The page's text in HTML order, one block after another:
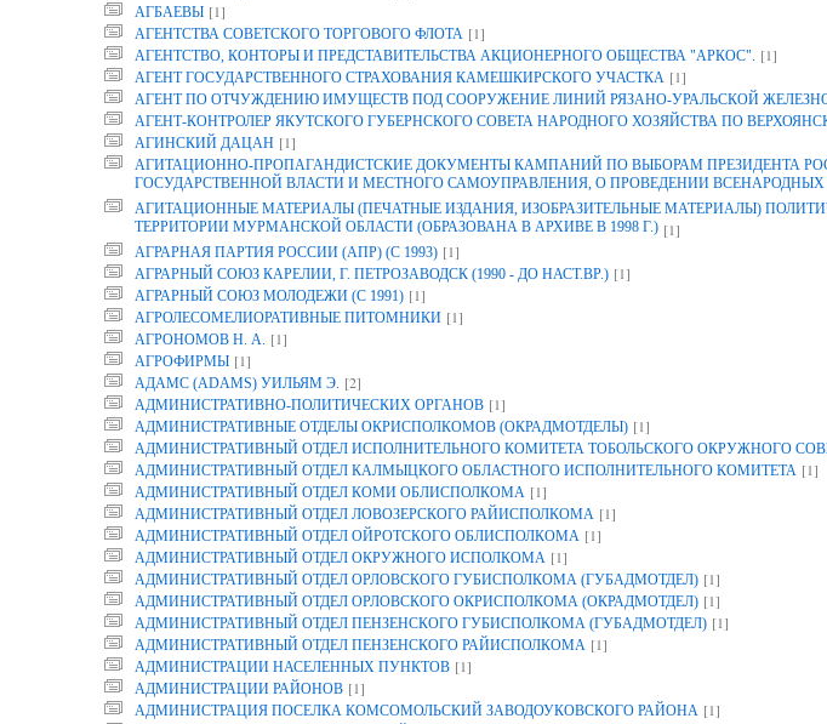
АГБАЕВЫ [1]
АГЕНТСТВА СОВЕТСКОГО ТОРГОВОГО ФЛОТА [1]
АГЕНТСТВО, КОНТОРЫ И ПРЕДСТАВИТЕЛЬСТВА АКЦИОНЕРНОГО ОБЩЕСТВА "АРКОС". [1]
АГЕНТ ГОСУДАРСТВЕННОГО СТРАХОВАНИЯ КАМЕШКИРСКОГО УЧАСТКА [1]
АГЕНТ ПО ОТЧУЖДЕНИЮ ИМУЩЕСТВ ПОД СООРУЖЕНИЕ ЛИНИЙ РЯЗАНО-УРАЛЬСКОЙ
АГЕНТ-КОНТРОЛЕР ЯКУТСКОГО ГУБЕРНСКОГО СОВЕТА НАРОДНОГО ХОЗЯЙСТВА ПО
АГИНСКИЙ ДАЦАН [1]
АГИТАЦИОННО-ПРОПАГАНДИСТСКИЕ ДОКУМЕНТЫ КАМПАНИЙ ПО ВЫБОРАМ ПРЕЗИДЕНТА
ГОСУДАРСТВЕННОЙ ВЛАСТИ И МЕСТНОГО САМОУПРАВЛЕНИЯ, О ПРОВЕДЕНИИ
АГИТАЦИОННЫЕ МАТЕРИАЛЫ (ПЕЧАТНЫЕ ИЗДАНИЯ, ИЗОБРАЗИТЕЛЬНЫЕ МАТЕРИАЛЫ)
ТЕРРИТОРИИ МУРМАНСКОЙ ОБЛАСТИ (ОБРАЗОВАНА В АРХИВЕ В 1998 Г.) [1]
АГРАРНАЯ ПАРТИЯ РОССИИ (АПР) (С 1993) [1]
АГРАРНЫЙ СОЮЗ КАРЕЛИИ, Г. ПЕТРОЗАВОДСК (1990 - ДО НАСТ.ВР.) [1]
АГРАРНЫЙ СОЮЗ МОЛОДЕЖИ (С 1991) [1]
АГРОЛЕСОМЕЛИОРАТИВНЫЕ ПИТОМНИКИ [1]
АГРОНОМОВ Н. А. [1]
АГРОФИРМЫ [1]
АДАМС (ADAMS) УИЛЬЯМ Э. [2]
АДМИНИСТРАТИВНО-ПОЛИТИЧЕСКИХ ОРГАНОВ [1]
АДМИНИСТРАТИВНЫЕ ОТДЕЛЫ ОКРИСПОЛКОМОВ (ОКРАДМОТДЕЛЫ) [1]
АДМИНИСТРАТИВНЫЙ ОТДЕЛ ИСПОЛНИТЕЛЬНОГО КОМИТЕТА ТОБОЛЬСКОГО ОКРУЖНОГО
АДМИНИСТРАТИВНЫЙ ОТДЕЛ КАЛМЫЦКОГО ОБЛАСТНОГО ИСПОЛНИТЕЛЬНОГО КОМИТЕТА [1]
АДМИНИСТРАТИВНЫЙ ОТДЕЛ КОМИ ОБЛИСПОЛКОМА [1]
АДМИНИСТРАТИВНЫЙ ОТДЕЛ ЛОВОЗЕРСКОГО РАЙИСПОЛКОМА [1]
АДМИНИСТРАТИВНЫЙ ОТДЕЛ ОЙРОТСКОГО ОБЛИСПОЛКОМА [1]
АДМИНИСТРАТИВНЫЙ ОТДЕЛ ОКРУЖНОГО ИСПОЛКОМА [1]
АДМИНИСТРАТИВНЫЙ ОТДЕЛ ОРЛОВСКОГО ГУБИСПОЛКОМА (ГУБАДМОТДЕЛ) [1]
АДМИНИСТРАТИВНЫЙ ОТДЕЛ ОРЛОВСКОГО ОКРИСПОЛКОМА (ОКРАДМОТДЕЛ) [1]
АДМИНИСТРАТИВНЫЙ ОТДЕЛ ПЕНЗЕНСКОГО ГУБИСПОЛКОМА (ГУБАДМОТДЕЛ) [1]
АДМИНИСТРАТИВНЫЙ ОТДЕЛ ПЕНЗЕНСКОГО РАЙИСПОЛКОМА [1]
АДМИНИСТРАЦИИ НАСЕЛЕННЫХ ПУНКТОВ [1]
АДМИНИСТРАЦИИ РАЙОНОВ [1]
АДМИНИСТРАЦИЯ ПОСЕЛКА КОМСОМОЛЬСКИЙ ЗАВОДОУКОВСКОГО РАЙОНА [1]